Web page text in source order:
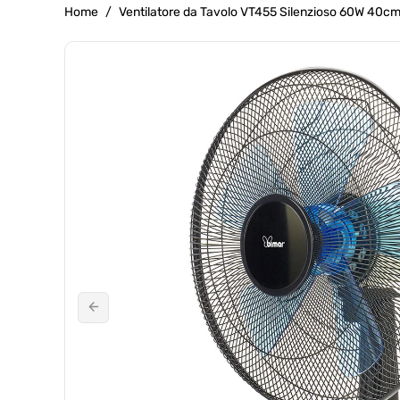
g
r
a
f
i
c
a
Home / Ventilatore da Tavolo VT455 Silenzioso 60W 40cm